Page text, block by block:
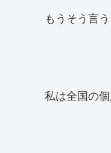
もうそう言う
私は全国の